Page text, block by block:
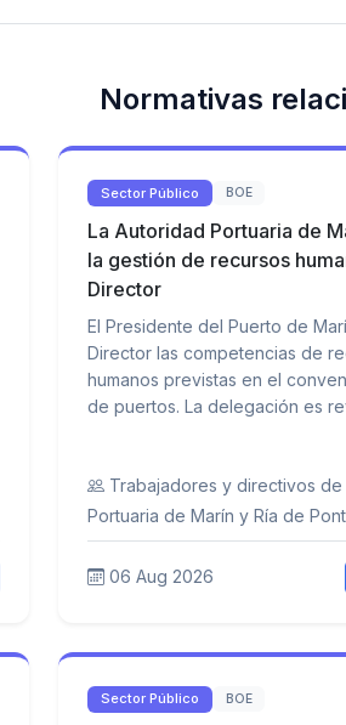
Normativas
Sector Público BOE
La Autoridad Portuaria de
la gestión de recursos
Director
El Presidente del Puerto de
Director las competencias de
humanos previstas en el
de puertos. La delegación es
Trabajadores y directivos de
Portuaria de Marín y Ría de
06 Aug 2026
Sector Público BOE